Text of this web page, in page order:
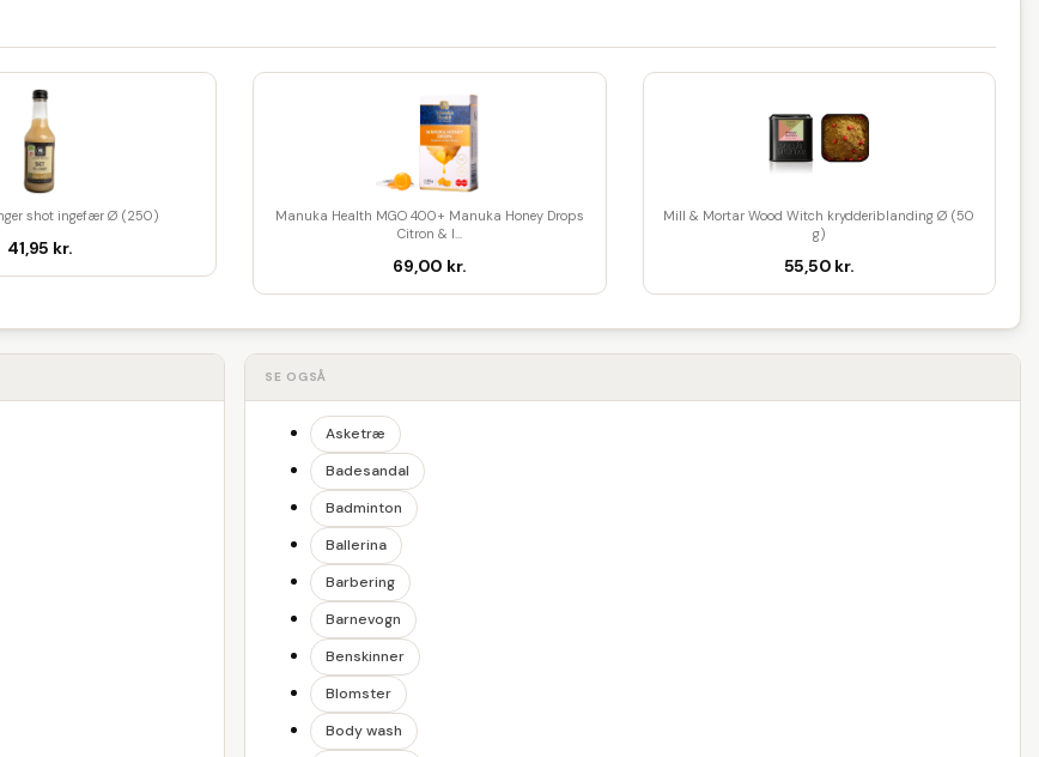
shot ingefær Ø (250)
41,95 kr.
Manuka Health MGO 400+ Manuka Honey Drops
Citron & I...
69,00 kr.
Mill & Mortar Wood Witch krydderiblanding Ø (50
g)
55,50 kr.
SE OGSÅ
Asketræ
Badesandal
Badminton
Ballerina
Barbering
Barnevogn
Benskinner
Blomster
Body wash